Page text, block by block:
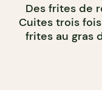
Des frites de
Cuites trois
frites au gras